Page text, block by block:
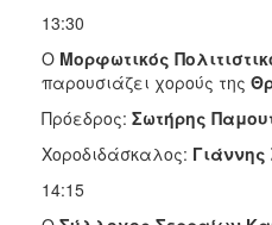
13:30
Ο Μορφωτικός
παρουσιάζει χορούς της
Πρόεδρος: Σωτήρης
Χοροδιδάσκαλος: Γιάννης
14:15